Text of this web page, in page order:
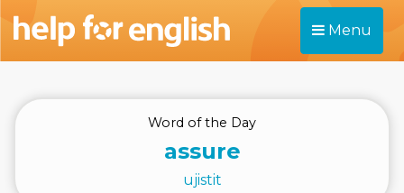
Menu
Word of the Day
assure
ujistit